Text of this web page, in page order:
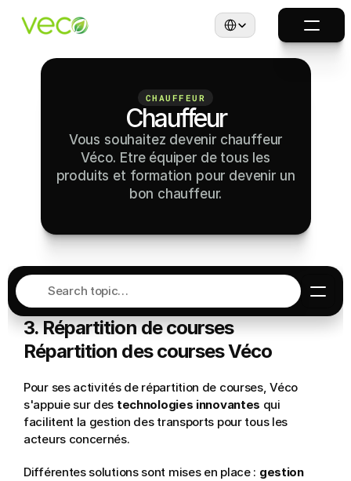
Select Language
CHAUFFEUR
Chauffeur
Vous souhaitez devenir chauffeur
Véco. Etre équiper de tous les
produits et formation pour devenir un
bon chauffeur.
Search topic…
3. Répartition de courses
Répartition des courses Véco
Pour ses activités de répartition de courses, Véco
s'appuie sur des technologies innovantes qui
facilitent la gestion des transports pour tous les
acteurs concernés.
Différentes solutions sont mises en place : gestion